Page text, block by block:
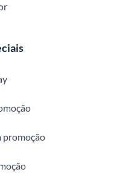
promoção